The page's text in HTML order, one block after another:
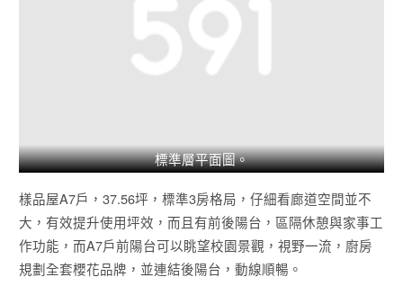
標準層平面圖。
樣品屋A7戶，37.56坪，標準3房格局，仔細看廊道空間並不
大，有效提升使用坪效，而且有前後陽台，區隔休憩與家事工
作功能，而A7戶前陽台可以眺望校園景觀，視野一流，廚房
規劃全套櫻花品牌，並連結後陽台，動線順暢。